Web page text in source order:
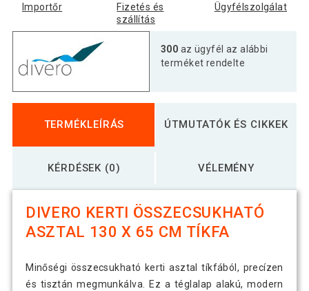
Importőr
Fizetés és
szállítás
Ügyfélszolgálat
300 az ügyfél az alábbi
terméket rendelte
TERMÉKLEÍRÁS ÚTMUTATÓK ÉS CIKKEK
KÉRDÉSEK (0) VÉLEMÉNY
DIVERO KERTI ÖSSZECSUKHATÓ
ASZTAL 130 X 65 CM TÍKFA
Minőségi összecsukható kerti asztal tíkfából, precízen
és tisztán megmunkálva. Ez a téglalap alakú, modern